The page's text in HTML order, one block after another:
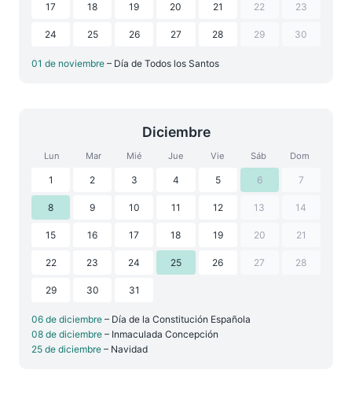
17 18 19 20 21 22 23
24 25 26 27 28 29 30
01 de noviembre – Día de Todos los Santos
Diciembre
Lun Mar Mié Jue Vie Sáb Dom
1 2 3 4 5 6 7
8 9 10 11 12 13 14
15 16 17 18 19 20 21
22 23 24 25 26 27 28
29 30 31
06 de diciembre – Día de la Constitución Española
08 de diciembre – Inmaculada Concepción
25 de diciembre – Navidad